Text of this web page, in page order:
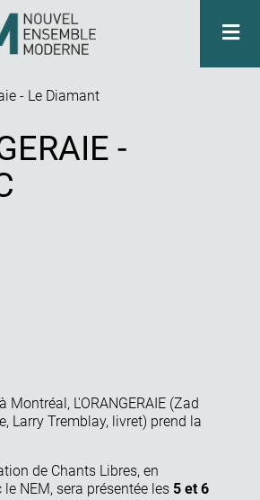
NEM
-
Montréal, L'ORANGERAIE (Zad
Larry Tremblay, livret) prend la
de Chants Libres, en
NEM, sera présentée les 5 et 6